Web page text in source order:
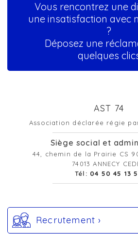
Vous rencontrez une
une insatisfaction avec
?
Déposez une
quelques
AST 74
Association déclarée régie
Siège social et
44, chemin de la Prairie CS
74013 ANNECY
Tél: 04 50 45 13
Recrutement ›